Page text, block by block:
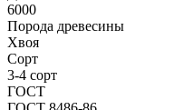
6000
Порода древесины
Хвоя
Сорт
3-4 сорт
ГОСТ